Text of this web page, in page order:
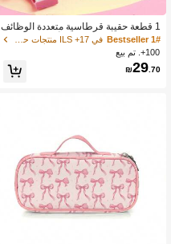
1 قطعة حقيبة قرطاسية متعددة الوظائف
مع قفل بكلمة مرور، علبة أقلام عالية التق
نية مع طبقة مزدوجة تلقائية، هدية مفاجأة
للبنات/البنات، هدايا العودة إلى المدرسة
1# Bestseller
100+. تم بيع
₪29.70